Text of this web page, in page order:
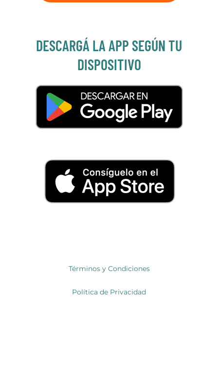
DESCARGÁ LA APP SEGÚN TU
DISPOSITIVO
Términos y Condiciones
Política de Privacidad